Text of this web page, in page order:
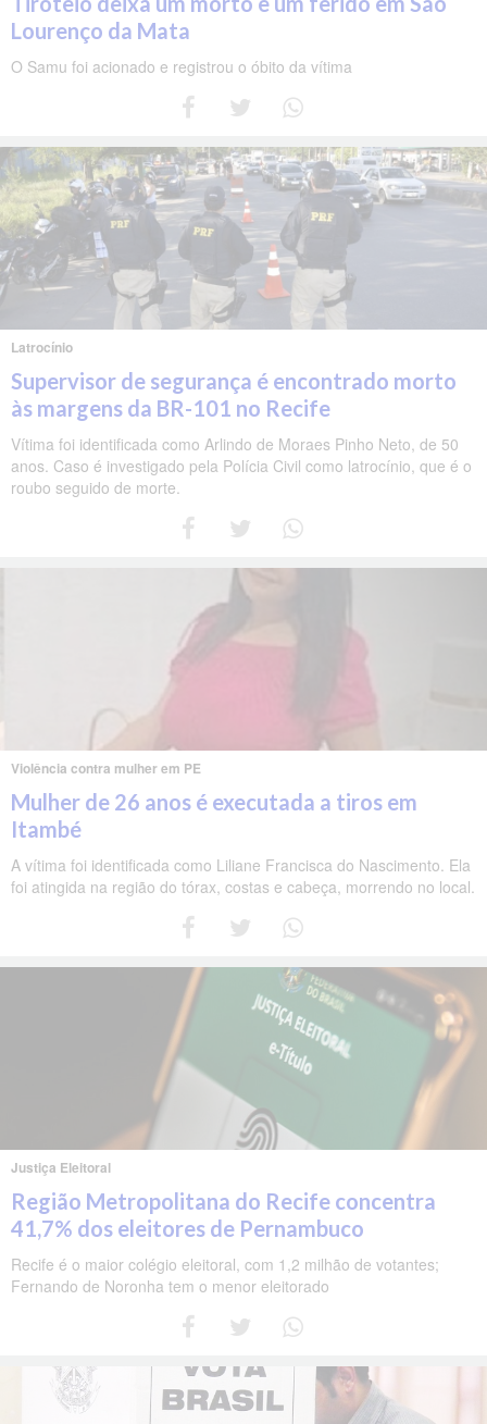
Lourenço da Mata
O Samu foi acionado e registrou o óbito da vítima
Latrocínio
Supervisor de segurança é encontrado morto
às margens da BR-101 no Recife
Vítima foi identificada como Arlindo de Moraes Pinho Neto, de 50
anos. Caso é investigado pela Polícia Civil como latrocínio, que é o
roubo seguido de morte.
Violência contra mulher em PE
Mulher de 26 anos é executada a tiros em
Itambé
A vítima foi identificada como Liliane Francisca do Nascimento. Ela
foi atingida na região do tórax, costas e cabeça, morrendo no local.
Justiça Eleitoral
Região Metropolitana do Recife concentra
41,7% dos eleitores de Pernambuco
Recife é o maior colégio eleitoral, com 1,2 milhão de votantes;
Fernando de Noronha tem o menor eleitorado